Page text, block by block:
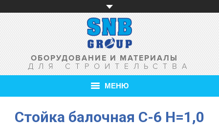
ОБОРУДОВАНИЕ И МАТЕРИАЛЫ
ДЛЯ СТРОИТЕЛЬСТВА
МЕНЮ
ГЛАВНАЯ
Стойка балочная С-6 Н=1,0